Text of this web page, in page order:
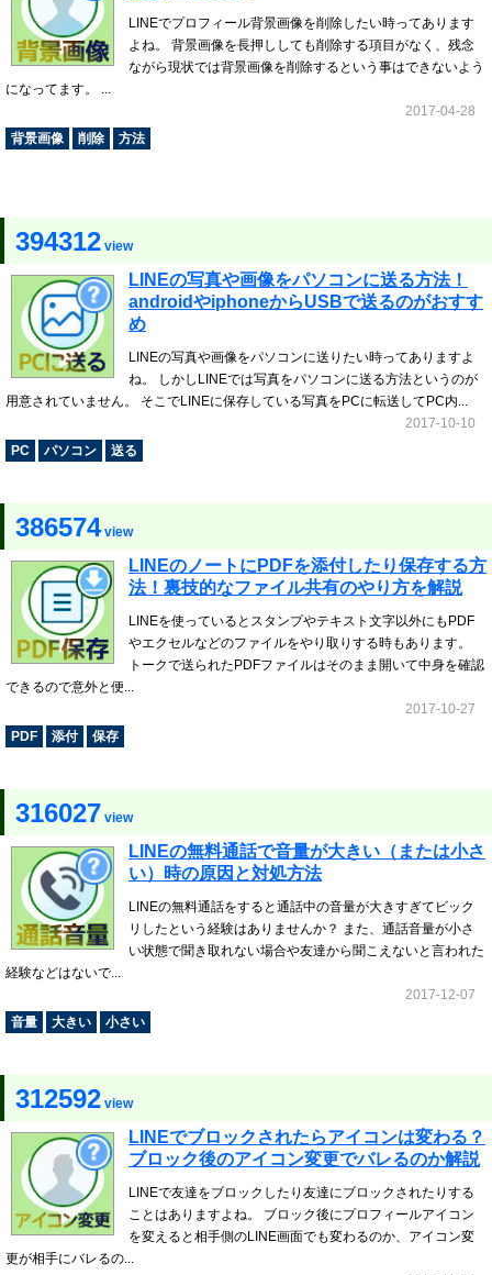
LINEでプロフィール背景画像を削除したい時ってあります
よね。 背景画像を長押ししても削除する項目がなく、残念
ながら現状では背景画像を削除するという事はできないよう
になってます。 ...
2017-04-28
背景画像
削除 方法
394312 view
LINEの写真や画像をパソコンに送る方法！
androidやiphoneからUSBで送るのがおすす
め
LINEの写真や画像をパソコンに送りたい時ってありますよ
ね。 しかしLINEでは写真をパソコンに送る方法というのが
用意されていません。 そこでLINEに保存している写真をPCに転送してPC内...
2017-10-10
PC
パソコン 送る
386574view
LINEのノートにPDFを添付したり保存する方
法！裏技的なファイル共有のやり方を解説
LINEを使っているとスタンプやテキスト文字以外にもPDF
やエクセルなどのファイルをやり取りする時もあります。
トークで送られたPDFファイルはそのまま開いて中身を確認
できるので意外と便...
2017-10-27
PDF
添付 保存
316027 view
LINEの無料通話で音量が大きい（または小さ
い）時の原因と対処方法
LINEの無料通話をすると通話中の音量が大きすぎてビック
リしたという経験はありませんか？ また、通話音量が小さ
い状態で聞き取れない場合や友達から聞こえないと言われた
経験などはないで...
2017-12-07
音量
大きい 小さい
312592 view
LINEでブロックされたらアイコンは変わる？
ブロック後のアイコン変更でバレるのか解説
LINEで友達をブロックしたり友達にブロックされたりする
ことはありますよね。 ブロック後にプロフィールアイコン
を変えると相手側のLINE画面でも変わるのか、アイコン変
更が相手にバレるの...